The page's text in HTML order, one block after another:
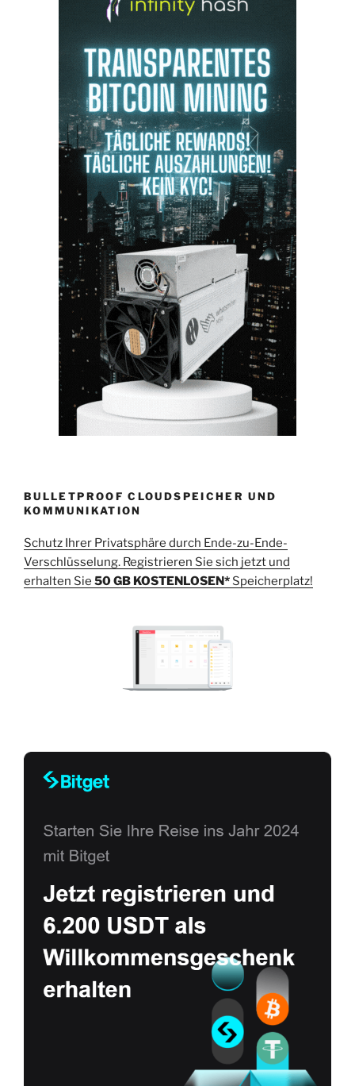
BULLETPROOF CLOUDSPEICHER UND
KOMMUNIKATION
Schutz Ihrer Privatsphäre durch Ende-zu-Ende-
Verschlüsselung. Registrieren Sie sich jetzt und
erhalten Sie 50 GB KOSTENLOSEN* Speicherplatz!